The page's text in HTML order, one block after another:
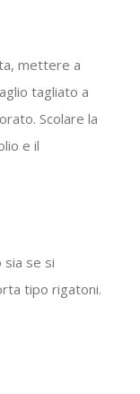
mettere a
tagliato a
Scolare la
e il
se si
tipo rigatoni.